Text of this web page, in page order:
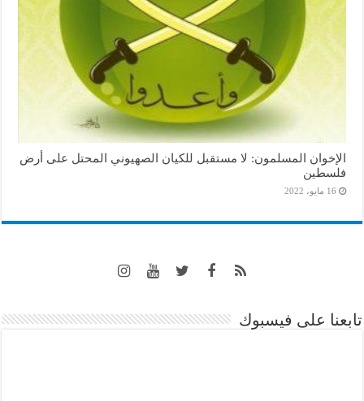
الإخوان المسلمون: لا مستقبل للكيان الصهيوني المحتل على أرض
فلسطين
16 مايو، 2022
تابعنا على فيسبوك